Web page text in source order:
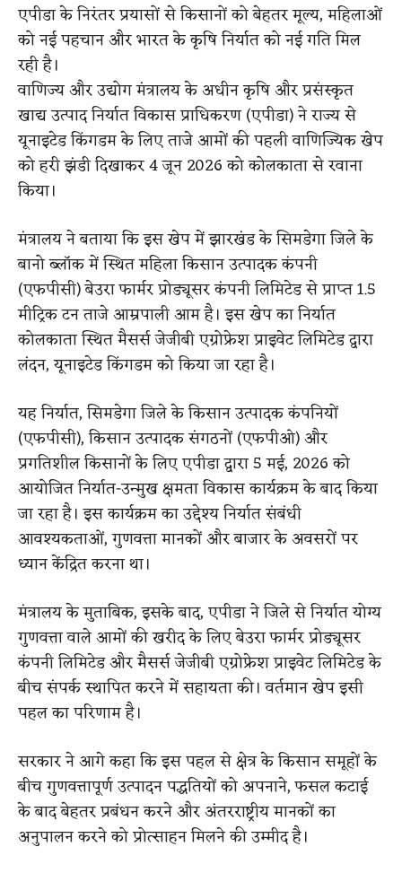
एपीडा के निरंतर प्रयासों से किसानों को बेहतर मूल्य, महिलाओं
को नई पहचान और भारत के कृषि निर्यात को नई गति मिल
रही है।
वाणिज्य और उद्योग मंत्रालय के अधीन कृषि और प्रसंस्कृत
खाद्य उत्पाद निर्यात विकास प्राधिकरण (एपीडा) ने राज्य से
यूनाइटेड किंगडम के लिए ताजे आमों की पहली वाणिज्यिक खेप
को हरी झंडी दिखाकर 4 जून 2026 को कोलकाता से रवाना
किया।
मंत्रालय ने बताया कि इस खेप में झारखंड के सिमडेगा जिले के
बानो ब्लॉक में स्थित महिला किसान उत्पादक कंपनी
(एफपीसी) बेउरा फार्मर प्रोड्यूसर कंपनी लिमिटेड से प्राप्त 1.5
मीट्रिक टन ताजे आम्रपाली आम है। इस खेप का निर्यात
कोलकाता स्थित मैसर्स जेजीबी एग्रोफ्रेश प्राइवेट लिमिटेड द्वारा
लंदन, यूनाइटेड किंगडम को किया जा रहा है।
यह निर्यात, सिमडेगा जिले के किसान उत्पादक कंपनियों
(एफपीसी), किसान उत्पादक संगठनों (एफपीओ) और
प्रगतिशील किसानों के लिए एपीडा द्वारा 5 मई, 2026 को
आयोजित निर्यात-उन्मुख क्षमता विकास कार्यक्रम के बाद किया
जा रहा है। इस कार्यक्रम का उद्देश्य निर्यात संबंधी
आवश्यकताओं, गुणवत्ता मानकों और बाजार के अवसरों पर
ध्यान केंद्रित करना था।
मंत्रालय के मुताबिक, इसके बाद, एपीडा ने जिले से निर्यात योग्य
गुणवत्ता वाले आमों की खरीद के लिए बेउरा फार्मर प्रोड्यूसर
कंपनी लिमिटेड और मैसर्स जेजीबी एग्रोफ्रेश प्राइवेट लिमिटेड के
बीच संपर्क स्थापित करने में सहायता की। वर्तमान खेप इसी
पहल का परिणाम है।
सरकार ने आगे कहा कि इस पहल से क्षेत्र के किसान समूहों के
बीच गुणवत्तापूर्ण उत्पादन पद्धतियों को अपनाने, फसल कटाई
के बाद बेहतर प्रबंधन करने और अंतरराष्ट्रीय मानकों का
अनुपालन करने को प्रोत्साहन मिलने की उम्मीद है।